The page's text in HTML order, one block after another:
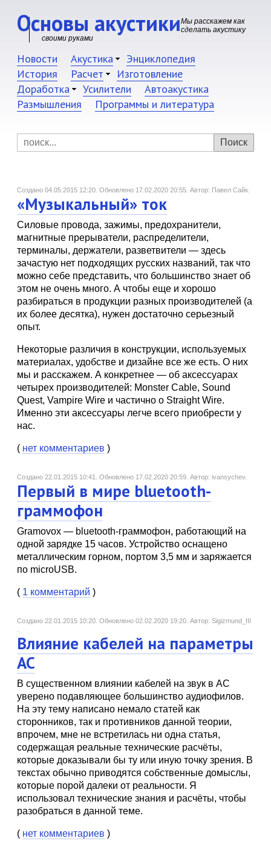
Основы акустикиМы расскажем как
сделать акустику
своими руками
Новости Акустика
Энциклопедия
История
Расчет
Изготовление
Доработка
Усилители
Автоакустика
Размышления
Программы и литература
Создано 04.05.2015 12:20. Обновлено 17.02.2020 20:55. Автор: Павел Сайк.
«Музыкальный» ток
Силовые провода, зажимы, предохранители,
магнитные прерыватели, распределители,
терминалы, держатели, разветвители — здесь
зачастую нет подходящих русских названий, так что
можно себе представить, что большинство знает об
этом не очень много. А чтобы еще и хорошо
разбираться в продукции разных производителей (а
их более десятка), нужен достаточно серьезный
опыт.
Некоторые различия в конструкции, используемых
материалах, удобстве и дизайне все же есть. О них
мы и расскажем. А конкретнее — об аксессуарах
четырех производителей: Monster Cable, Sound
Quest, Vampire Wire и частично о Straight Wire.
Именно эти аксессуары легче всего приобрести у
нас.
( нет комментариев )
Создано 22.01.2015 10:41. Обновлено 17.02.2020 20:59. Автор: ivansychev.
Первый в мире bluetooth-
граммофон
Gramovox — bluetooth-граммофон, работающий на
одной зарядке 15 часов. Устройство оснащено
металлическим горном, портом 3,5 мм и заряжается
по microUSB.
( 1 комментарий )
Создано 22.01.2015 10:20. Обновлено 02.02.2020 19:20. Автор: Sigizmund_III
Влияние кабелей на параметры
АС
В существенном влиянии кабелей на звук в АС
уверено подавляющее большинство аудиофилов.
На эту тему написано немало статей как
сторонников, так и противников данной теории,
впрочем, мне не встретилась ни одна статья,
содержащая реальные технические расчёты,
которые доказывали бы ту или иную точку зрения. В
текстах обычно приводятся собственные домыслы,
которые порой далеки от реальности. Я
использовал технические знания и расчёты, чтобы
разобраться в данной теме.
( нет комментариев )